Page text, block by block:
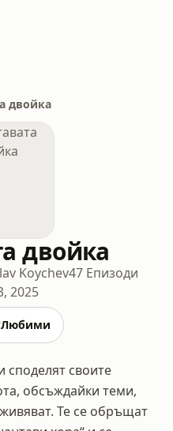
двойка
двойка
Koychev47 Епизоди
2025
Любими
споделят своите
обсъждайки теми,
Те се обръщат